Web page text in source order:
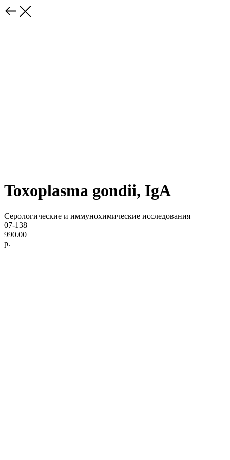
Toxoplasma gondii, IgА
Серологические и иммунохимические исследования
07-138
990.00
р.